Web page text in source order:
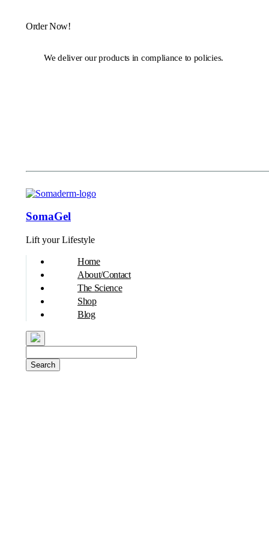
Order Now!
We deliver our products in compliance to policies.
SomaGel
Lift your Lifestyle
Home
About/contact
The Science
Shop
Blog